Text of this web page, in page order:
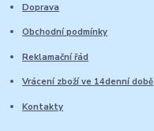
Doprava
Obchodní podmínky
Reklamační řád
Vrácení zboží ve 14denní době
Kontakty